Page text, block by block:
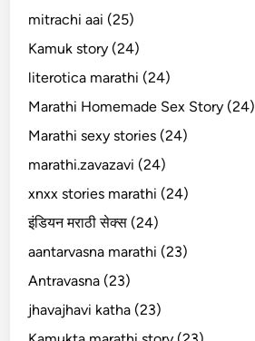
mitrachi aai (25)
Kamuk story (24)
literotica marathi (24)
Marathi Homemade Sex Story (24)
Marathi sexy stories (24)
marathi.zavazavi (24)
xnxx stories marathi (24)
इंडियन मराठी सेक्स (24)
aantarvasna marathi (23)
Antravasna (23)
jhavajhavi katha (23)